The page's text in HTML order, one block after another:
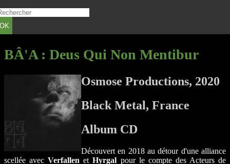
OK
BÂ'A: Deus Qui Non Mentibur
Osmose Productions, 2020
Black Metal, France
Album CD
Découvert en 2018 au détour d'une alliance
scellée avecVerfallenetHyrgal pour le compte des Acteurs de